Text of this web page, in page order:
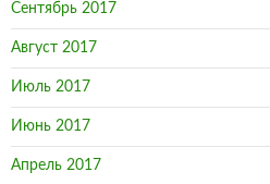
Сентябрь 2017
Август 2017
Июль 2017
Июнь 2017
Апрель 2017